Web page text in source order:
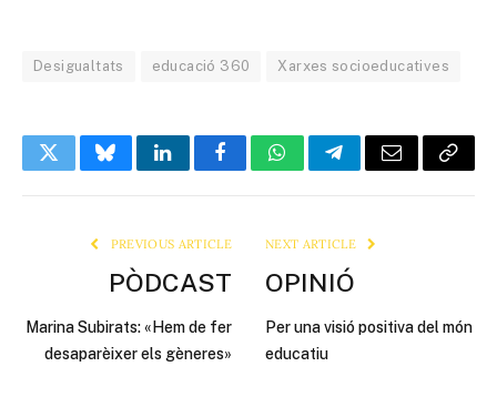
Desigualtats educació 360 Xarxes socioeducatives
TwitterBlueskyLinkedInFacebookWhatsAppTelegramEmail Copy
PREVIOUS ARTICLE
PÒDCAST
Marina Subirats: «Hem de fer
desaparèixer els gèneres»
NEXT ARTICLE
OPINIÓ
Per una visió positiva del món
educatiu